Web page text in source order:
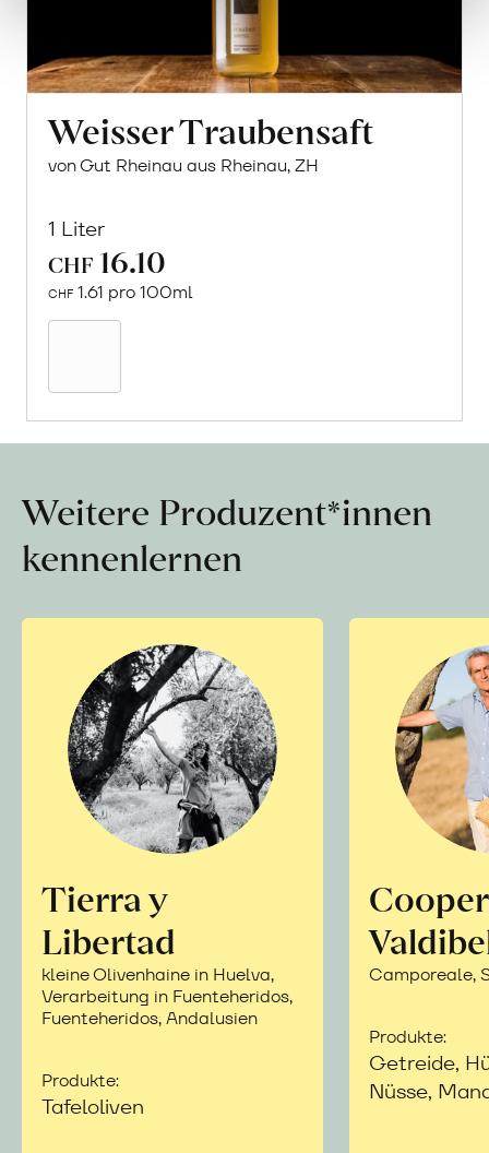
Weisser Traubensaft
von Gut Rheinau aus Rheinau, ZH
1 Liter
CHF 16.10
CHF 1.61 pro 100ml
Weitere Produzent*innen
kennenlernen
Tierra y
Libertad
kleine Olivenhaine in Huelva,
Verarbeitung in Fuenteheridos,
Fuenteheridos, Andalusien
Produkte:
Tafeloliven
Camporeale,
Produkte:
Getreide,
Nüsse,